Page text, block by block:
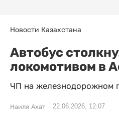
Новости Казахстана
Автобус
локомотивом в
ЧП на железнодорожном
Наиля Ахат 22.06.2026, 12:07